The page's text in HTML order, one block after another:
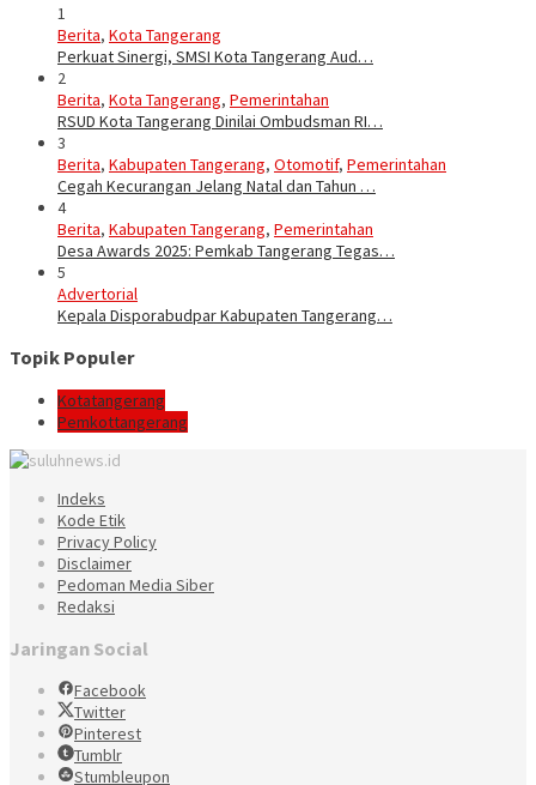
1
Berita, Kota Tangerang
Perkuat Sinergi, SMSI Kota Tangerang Aud…
2
Berita, Kota Tangerang, Pemerintahan
RSUD Kota Tangerang Dinilai Ombudsman RI…
3
Berita, Kabupaten Tangerang, Otomotif, Pemerintahan
Cegah Kecurangan Jelang Natal dan Tahun …
4
Berita, Kabupaten Tangerang, Pemerintahan
Desa Awards 2025: Pemkab Tangerang Tegas…
5
Advertorial
Kepala Disporabudpar Kabupaten Tangerang…
Topik Populer
Kotatangerang
Pemkottangerang
Indeks
Kode Etik
Privacy Policy
Disclaimer
Pedoman Media Siber
Redaksi
Jaringan Social
Facebook
Twitter
Pinterest
Tumblr
Stumbleupon